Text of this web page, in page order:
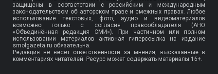
защищены в соответствии с российским и международным
законодательством об авторском праве и смежных правах. Любое
использование текстовых, фото, аудио и видеоматериалов
возможно только с согласия правообладателя (АНО
«Объединённая редакция СМИ»). При частичном или полном
использовании материалов активная гиперссылка на издание
smolgazeta.ru обязательна.
Редакция не несет ответственности за мнения, высказанные в
комментариях читателей. Ресурс может содержать материалы 16+.